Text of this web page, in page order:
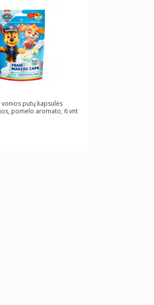
vonios putų kapsulės
pomelo aromato, 6 vnt